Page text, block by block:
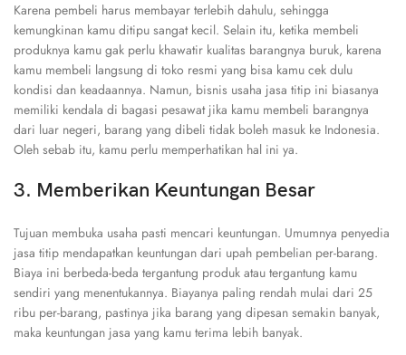
Karena pembeli harus membayar terlebih dahulu, sehingga
kemungkinan kamu ditipu sangat kecil. Selain itu, ketika membeli
produknya kamu gak perlu khawatir kualitas barangnya buruk, karena
kamu membeli langsung di toko resmi yang bisa kamu cek dulu
kondisi dan keadaannya. Namun, bisnis usaha jasa titip ini biasanya
memiliki kendala di bagasi pesawat jika kamu membeli barangnya
dari luar negeri, barang yang dibeli tidak boleh masuk ke Indonesia.
Oleh sebab itu, kamu perlu memperhatikan hal ini ya.
3. Memberikan Keuntungan Besar
Tujuan membuka usaha pasti mencari keuntungan. Umumnya penyedia
jasa titip mendapatkan keuntungan dari upah pembelian per-barang.
Biaya ini berbeda-beda tergantung produk atau tergantung kamu
sendiri yang menentukannya. Biayanya paling rendah mulai dari 25
ribu per-barang, pastinya jika barang yang dipesan semakin banyak,
maka keuntungan jasa yang kamu terima lebih banyak.